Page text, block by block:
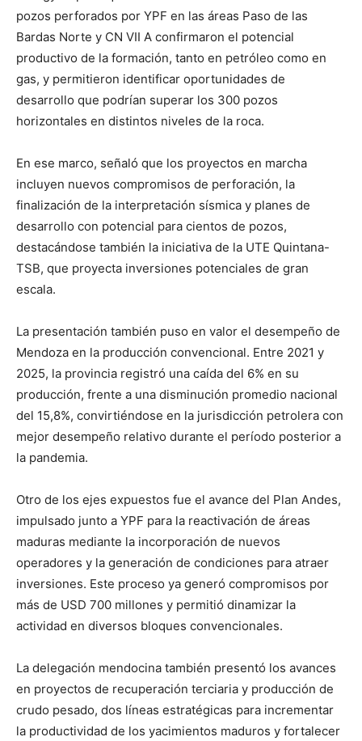
pozos perforados por YPF en las áreas Paso de las
Bardas Norte y CN VII A confirmaron el potencial
productivo de la formación, tanto en petróleo como en
gas, y permitieron identificar oportunidades de
desarrollo que podrían superar los 300 pozos
horizontales en distintos niveles de la roca.
En ese marco, señaló que los proyectos en marcha
incluyen nuevos compromisos de perforación, la
finalización de la interpretación sísmica y planes de
desarrollo con potencial para cientos de pozos,
destacándose también la iniciativa de la UTE Quintana-
TSB, que proyecta inversiones potenciales de gran
escala.
La presentación también puso en valor el desempeño de
Mendoza en la producción convencional. Entre 2021 y
2025, la provincia registró una caída del 6% en su
producción, frente a una disminución promedio nacional
del 15,8%, convirtiéndose en la jurisdicción petrolera con
mejor desempeño relativo durante el período posterior a
la pandemia.
Otro de los ejes expuestos fue el avance del Plan Andes,
impulsado junto a YPF para la reactivación de áreas
maduras mediante la incorporación de nuevos
operadores y la generación de condiciones para atraer
inversiones. Este proceso ya generó compromisos por
más de USD 700 millones y permitió dinamizar la
actividad en diversos bloques convencionales.
La delegación mendocina también presentó los avances
en proyectos de recuperación terciaria y producción de
crudo pesado, dos líneas estratégicas para incrementar
la productividad de los yacimientos maduros y fortalecer